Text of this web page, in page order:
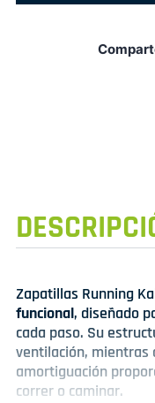
Zapatillas Running
funcional, diseñado
cada paso. Su
ventilación, mientras
amortiguación
correr o caminar.